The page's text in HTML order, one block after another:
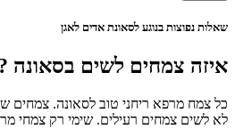
שאלות נפוצות בנוגע לסאונת אדים לאגן
איזה צמחים לשים בסאונה ?
כל צמח מרפא ריחני טוב לסאונה. צמחים
לא לשים צמחים רעילים. שימי רק צמחי